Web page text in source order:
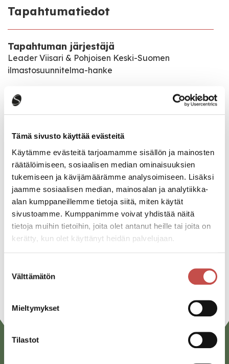
Tämä sivusto käyttää evästeitä
Käytämme evästeitä tarjoamamme sisällön ja mainosten
räätälöimiseen, sosiaalisen median ominaisuuksien
tukemiseen ja kävijämäärämme analysoimiseen. Lisäksi
jaamme sosiaalisen median, mainosalan ja analytiikka-
alan kumppaneillemme tietoja siitä, miten käytät
sivustoamme. Kumppanimme voivat yhdistää näitä
tietoja muihin tietoihin, joita olet antanut heille tai joita on
kerätty, kun olet käyttänyt heidän palvelujaan.
valinta
Välttämätön
Mieltymykset
Tilastot
Tapahtumatiedot
Tapahtuman järjestäjä
Leader Viisari & Pohjoisen Keski-Suomen
ilmastosuunnitelma-hanke
Tapahtumapaikka
Paavontie 4 43100 Saarijärvi
Katso kaikki tapahtumat
Jaa tapahtuma:
Facebook
Twitter
URL